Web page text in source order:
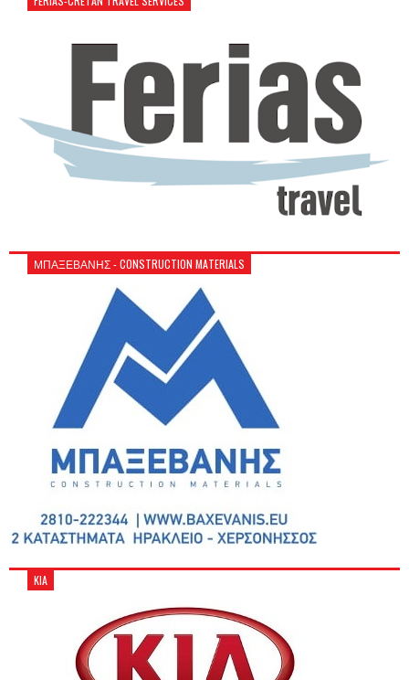
ΜΠΑΞΕΒΑΝΗΣ - CONSTRUCTION MATERIALS
KIA